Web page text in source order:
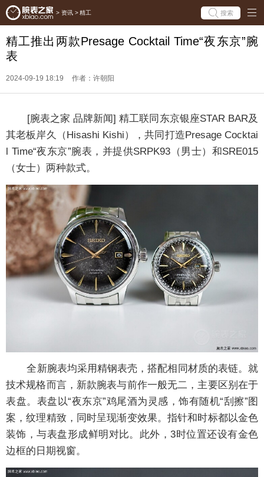
> 资讯 > 精工 搜索
精工推出两款Presage Cocktail Time“夜东京”腕
表
2024-09-19 18:19 作者：许朝阳
[腕表之家 品牌新闻] 精工联同东京银座STAR BAR及
其老板岸久（Hisashi Kishi），共同打造Presage Cocktai
l Time“夜东京”腕表，并提供SRPK93（男士）和SRE015
（女士）两种款式。
全新腕表均采用精钢表壳，搭配相同材质的表链。就
技术规格而言，新款腕表与前作一般无二，主要区别在于
表盘。表盘以“夜东京”鸡尾酒为灵感，饰有随机“刮擦”图
案，纹理精致，同时呈现渐变效果。指针和时标都以金色
装饰，与表盘形成鲜明对比。此外，3时位置还设有金色
边框的日期视窗。